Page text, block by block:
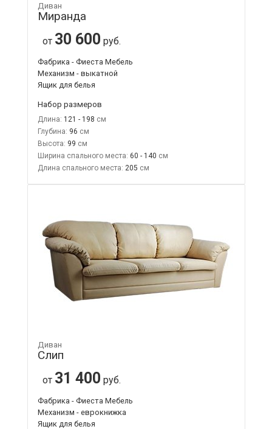
Диван
Миранда
от 30 600 руб.
Фабрика - Фиеста Мебель
Механизм - выкатной
Ящик для белья
Набор размеров
Длина: 121 - 198
Глубина: 96
Высота: 99
Ширина спального места: 60 - 140
Длина спального места: 205
Диван
Слип
от 31 400 руб.
Фабрика - Фиеста Мебель
Механизм - еврокнижка
Ящик для белья